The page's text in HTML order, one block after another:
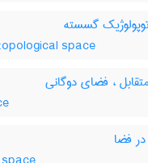
گسسته
space
، فضای دوگانی
فضا